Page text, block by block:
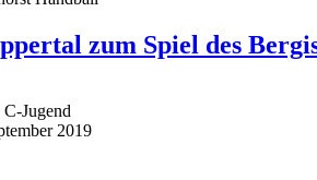
zum Spiel des
Jugend
2019